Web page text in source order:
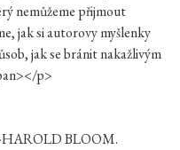
nemůžeme přijmout
jak si autorovy myšlenky
jak se bránit nakažlivým
p>
BLOOM.